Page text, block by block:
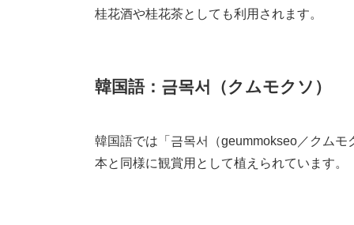
桂花酒や桂花茶としても利用されます。
韓国語：금목서（クムモクソ）
韓国語では「금목서（geummokseo／クム
本と同様に観賞用として植えられています。